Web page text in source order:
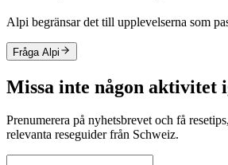
Alpi begränsar det till upplevelserna som
Fråga Alpi
Missa inte någon aktivitet
Prenumerera på nyhetsbrevet och få
relevanta reseguider från Schweiz.